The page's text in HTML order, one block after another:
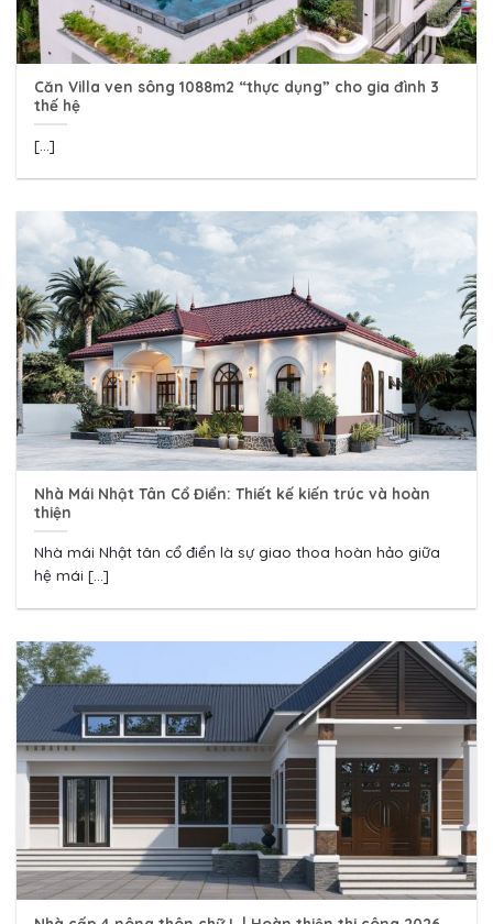
Căn Villa ven sông 1088m2 “thực dụng” cho gia đình 3
thế hệ
[...]
Nhà Mái Nhật Tân Cổ Điển: Thiết kế kiến trúc và hoàn
thiện
Nhà mái Nhật tân cổ điển là sự giao thoa hoàn hảo giữa
hệ mái [...]